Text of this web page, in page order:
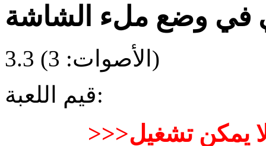
في وضع ملء الشاشة
3.3 (الأصوات: 3
)
قيم اللعبة: